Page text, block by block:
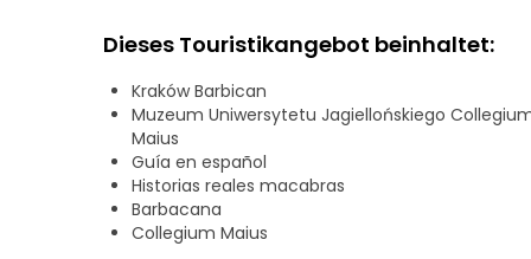
Perfekt für Liebhaber von Geheimnissen,
Haben Sie den Mut, die Geheimnisse zu
Ihre Horror-Tour und tauchen Sie ein in eine
Komm und erlebe es selbst! - PINK PARAGUAS in
Dieses Touristikangebot beinhaltet:
Kraków Barbican
Muzeum Uniwersytetu Jagiellońskiego
Maius
Guía en español
Historias reales macabras
Barbacana
Collegium Maius